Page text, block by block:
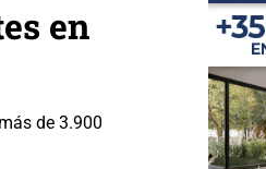
en
de 3.900